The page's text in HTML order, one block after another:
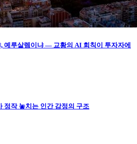
예루살렘이냐 — 교황의 AI 회칙이 투자자에
정작 놓치는 인간 감정의 구조